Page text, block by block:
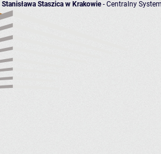
Staszica w Krakowie- Centralny